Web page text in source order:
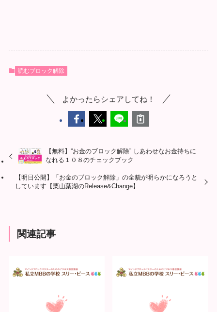
読むブロック解除
よかったらシェアしてね！
【無料】“お金のブロック解除” しあわせなお金持ちに
なれる１０８のチェックブック
【明日公開】「お金のブロック解除」の全貌が明らかになろうと
しています【栗山葉湖のRelease&Change】
関連記事